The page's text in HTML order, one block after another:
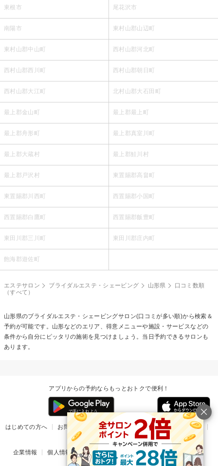
東根市 尾花沢市
南陽市 東村山郡山辺町
東村山郡中山町 西村山郡河北町
西村山郡西川町 西村山郡朝日町
西村山郡大江町 北村山郡大石田町
最上郡金山町 最上郡最上町
最上郡舟形町 最上郡真室川町
最上郡大蔵村 最上郡鮭川村
最上郡戸沢村 東置賜郡高畠町
東置賜郡川西町 西置賜郡小国町
西置賜郡白鷹町 西置賜郡飯豊町
東田川郡三川町 東田川郡庄内町
飽海郡遊佐町
エステサロン ブライダルエステ・シェービング 山形県
口コミ数順
（すべて）
山形県のブライダルエステ・シェービングサロン(口コミが多い順)から検索＆
予約が可能です。山形などのエリア、得意メニューや施設・サービスなどの
条件から自分にピッタリの施術を見つけましょう。当日予約できるサロンも
あります。
アプリからの予約ならもっとおトクで便利！
はじめての方へ お問い合わせ ヘルプ リリース情報
利用規約
掲載ご希望のサロン様
企業情報 個人情報保護方針 楽天のサービス一覧 アプリ一覧